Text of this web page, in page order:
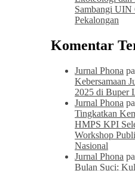
Sambangi UIN
Pekalongan
Komentar
Jurnal Phona
Kebersamaan
2025 di Buper
Jurnal Phona
Tingkatkan
HMPS KPI
Workshop
Nasional
Jurnal Phona
Bulan Suci: